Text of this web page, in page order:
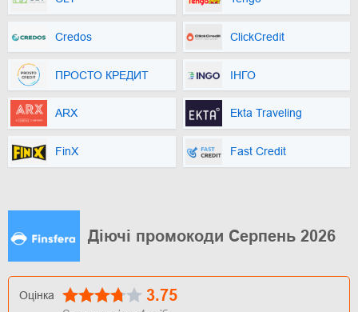
Credos ClickCredit
ПРОСТО КРЕДИТ ІНГО
ARX Ekta Traveling
FinX Fast Credit
Діючі промокоди Серпень 2026
Оцінка 3.75